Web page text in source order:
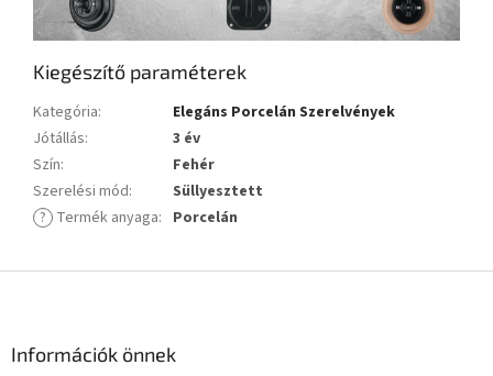
Kiegészítő paraméterek
Kategória:
Elegáns Porcelán Szerelvények
Jótállás:
3 év
Szín:
Fehér
Szerelési mód:
Süllyesztett
? Termék anyaga: Porcelán
Információk önnek